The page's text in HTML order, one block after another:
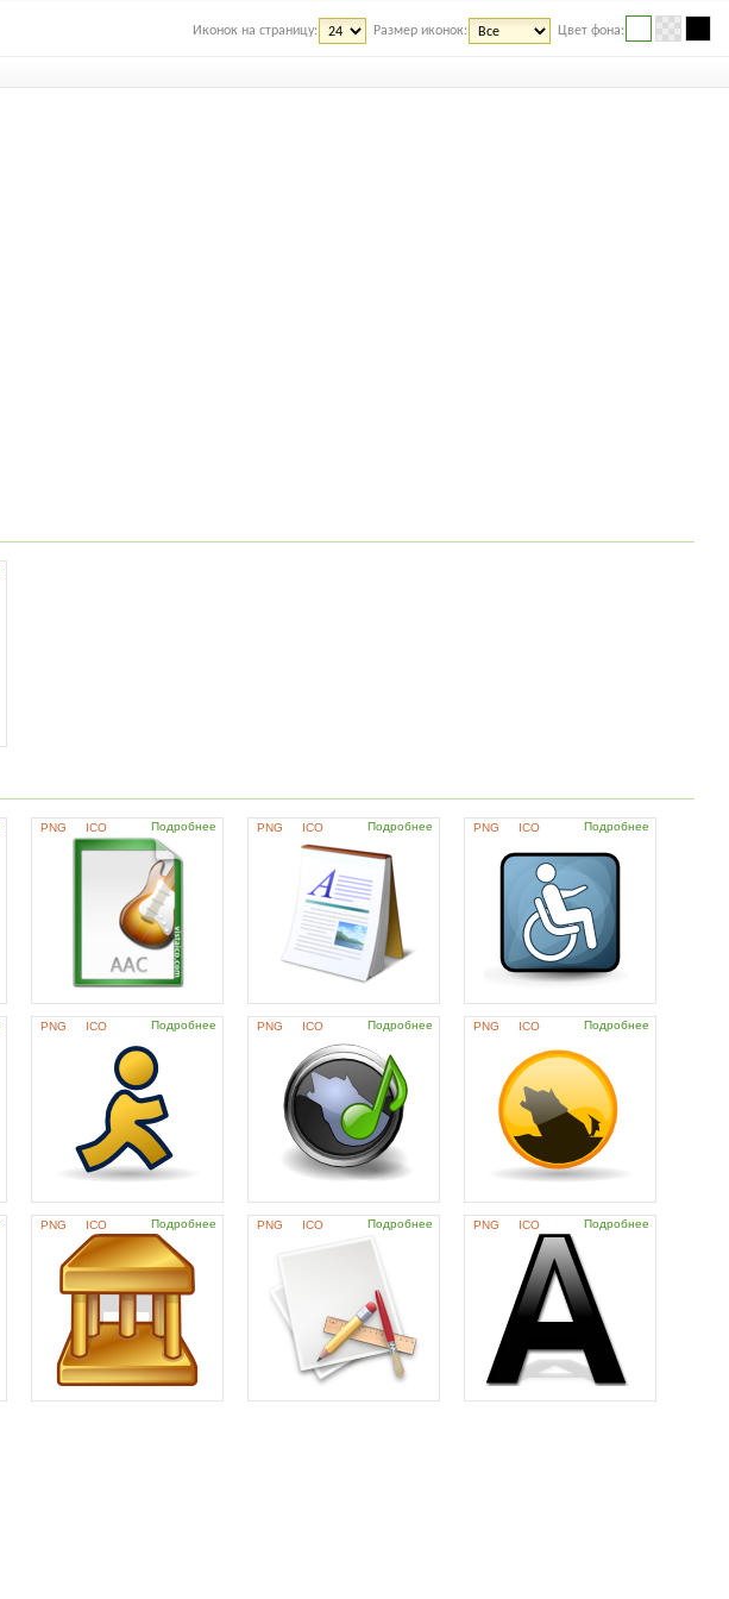
Иконок на страницу: Размер иконок: Цвет фона:
PNG ICO Подробнее PNG ICO Подробнее PNG ICO Подробнее
PNG ICO Подробнее PNG ICO Подробнее PNG ICO Подробнее
PNG ICO Подробнее PNG ICO Подробнее PNG ICO Подробнее